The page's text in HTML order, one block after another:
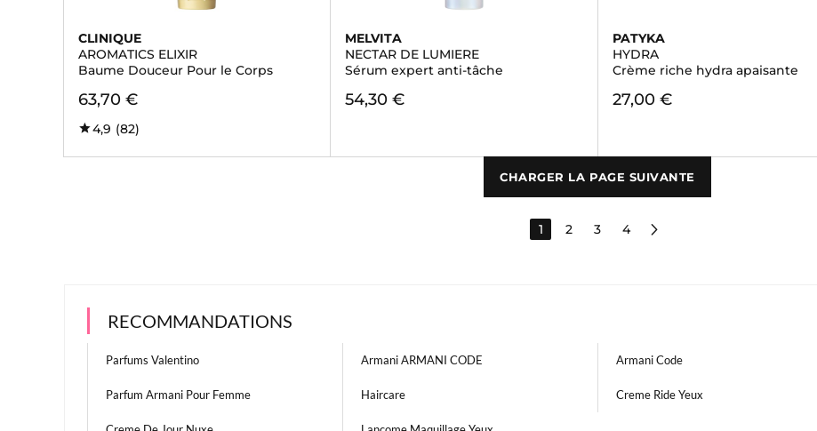
CLINIQUE
AROMATICS ELIXIR
Baume Douceur Pour le Corps
63,70 €
4,9 (82)
MELVITA
NECTAR DE LUMIERE
Sérum expert anti-tâche
54,30 €
PATYKA
HYDRA
Crème riche hydra apaisante
27,00 €
CHARGER LA PAGE SUIVANTE
1 2 3 4
RECOMMANDATIONS
Parfums Valentino Armani ARMANI CODE Armani Code
Parfum Armani Pour Femme Haircare Creme Ride Yeux